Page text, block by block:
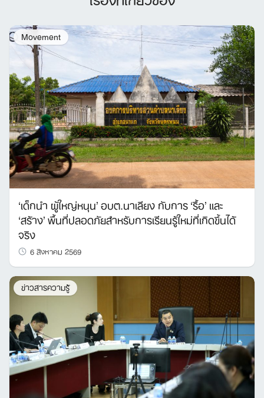
Movement
‘เด็กนำ ผู้ใหญ่หนุน’ อบต.นาเลียง กับการ ‘รื้อ’ และ
‘สร้าง’ พื้นที่ปลอดภัยสำหรับการเรียนรู้ใหม่ที่เกิดขึ้นได้
จริง
6 สิงหาคม 2569
ข่าวสารความรู้